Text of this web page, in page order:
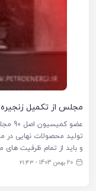
مجلس از تکمیل
عضو
تولید محصولات نهایی
و باید از تمام ظرفیت های
20 بهمن 1403 - ۲۱:۴۳